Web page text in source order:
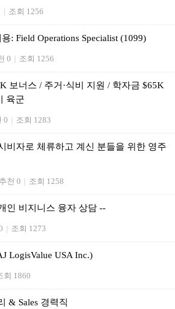
| 조회 1256
: Field Operations Specialist (1099)
0 | 조회 1256
보너스 / 주거·식비 지원 / 학자금 $65K
육군
0 | 조회 1283
비자로 체류하고 계신 분들을 위한 영주
추천 0 | 조회 1258
인 비지니스 융자 상담 --
| 조회 1273
LogisValue USA Inc.)
회 1860
& Sales 경력직